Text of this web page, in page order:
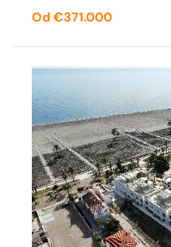
Od €371.000